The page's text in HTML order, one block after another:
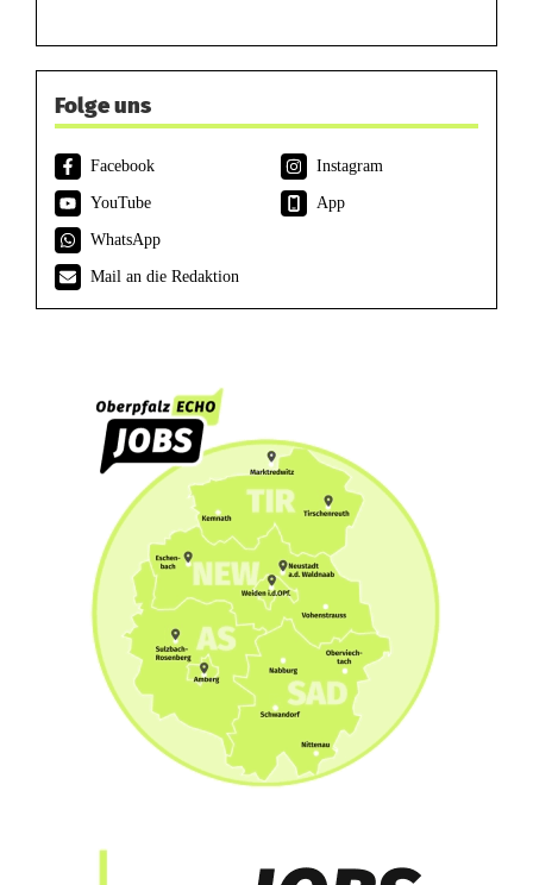
Folge uns
Facebook
Instagram
YouTube
App
WhatsApp
Mail an die Redaktion